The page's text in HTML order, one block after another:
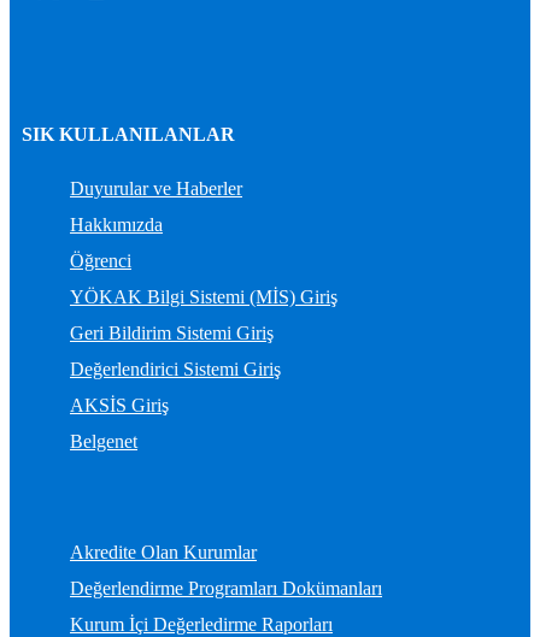
SIK KULLANILANLAR
Duyurular ve Haberler
Hakkımızda
Öğrenci
YÖKAK Bilgi Sistemi (MİS) Giriş
Geri Bildirim Sistemi Giriş
Değerlendirici Sistemi Giriş
AKSİS Giriş
Belgenet
Akredite Olan Kurumlar
Değerlendirme Programları Dokümanları
Kurum İçi Değerledirme Raporları